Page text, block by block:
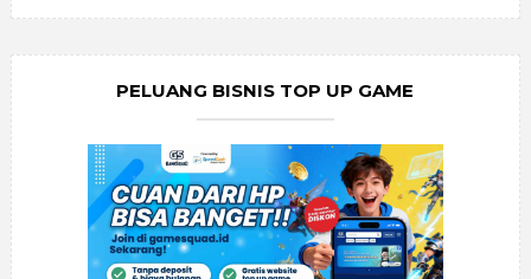
PELUANG BISNIS TOP UP GAME